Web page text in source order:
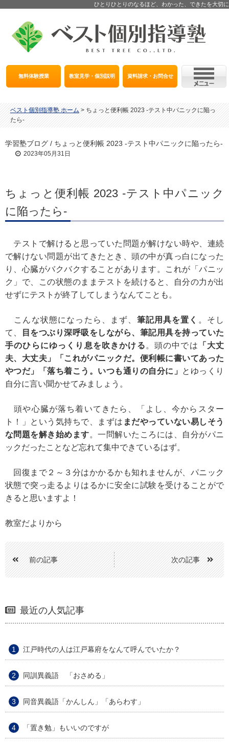
ひとりひとりのなるほど、わかった、できたを大切に
無料体験授業 教室見学・個別説明 資料請求・お問合せ
ベスト個別指導塾 ホーム > ちょっと便利帳 2023 -テスト中パニックに陥っ
たら-
学習塾ブログ / ちょっと便利帳 2023 -テスト中パニックに陥ったら-
2023年05月31日
ちょっと便利帳 2023 -テスト中パニック
に陥ったら-
テストで解けると思っていた問題が解けない時や、連続
で解けない問題が出てきたとき、頭の中が真っ白になった
り、心臓がバクバクすることがあります。これが「パニッ
ク」で、この状態のままテストを続けると、自分の力が出
せずにテストが終了してしまうなんてことも。
こんな状態になったら、まず、 筆記用具を置く 。そし
て、
目をつぶり深呼吸をしながら、筆記用具を持っていた
手のひらにゆっくり息を吹きかける 。頭の中では 「大丈
夫、大丈夫」「これがパニックだ。便利帳に書いてあった
やつだ」「落ち着こう。いつも通りの自分に」
とゆっくり
自分に言い聞かせてみましょう。
頭や心臓が落ち着いてきたら、「よし、今からスター
ト！」という気持ちで、まずは まだやっていない易しそう
な問題を解き始めます。一問解いたころには、自分がパニ
ックだったことなど忘れて集中できているはず。
回復まで２～３分はかかるかも知れませんが、パニック
状態で突っ走るよりはるかに安全に試験を受けることがで
きると思いますよ！
教室だよりから
前の記事 次の記事
最近の人気記事
江戸時代の人は江戸幕府をなんて呼んでいたか？
同訓異義語 「おさめる」
同音異義語「かんしん」「あらわす」
「置き勉」もいいのですが